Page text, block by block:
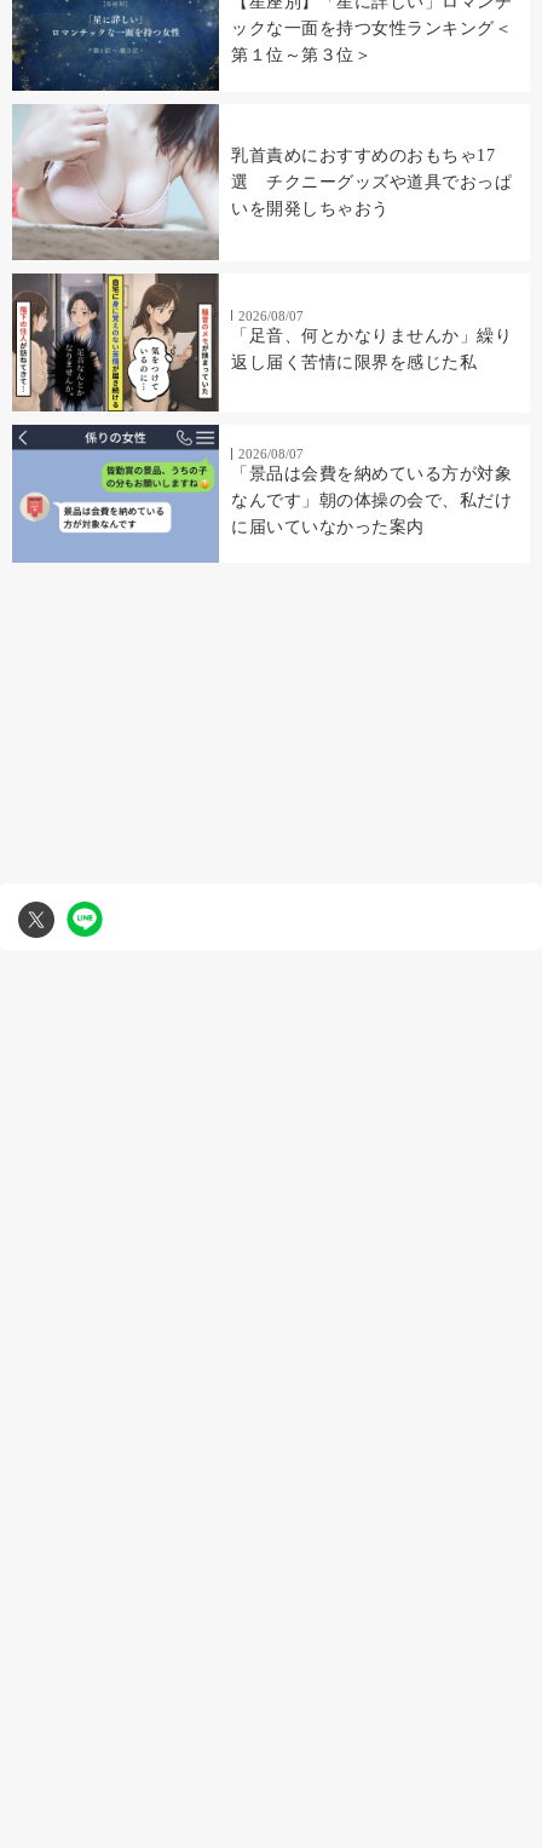
ックな一面を持つ女性ランキング＜
第１位～第３位＞
乳首責めにおすすめのおもちゃ17
選 チクニーグッズや道具でおっぱ
いを開発しちゃおう
2026/08/07
「足音、何とかなりませんか」繰り
返し届く苦情に限界を感じた私
2026/08/07
「景品は会費を納めている方が対象
なんです」朝の体操の会で、私だけ
に届いていなかった案内